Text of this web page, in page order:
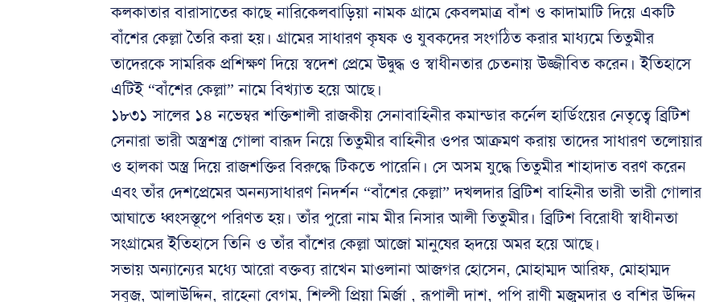
কলকাতার বারাসাতের কাছে নারিকেলবাড়িয়া নামক গ্রামে কেবলমাত্র বাঁশ ও কাদামাটি দিয়ে একটি
বাঁশের কেল্লা তৈরি করা হয়। গ্রামের সাধারণ কৃষক ও যুবকদের সংগঠিত করার মাধ্যমে তিতুমীর
তাদেরকে সামরিক প্রশিক্ষণ দিয়ে স্বদেশ প্রেমে উদ্বুদ্ধ ও স্বাধীনতার চেতনায় উজ্জীবিত করেন। ইতিহাসে
এটিই “বাঁশের কেল্লা” নামে বিখ্যাত হয়ে আছে।
১৮৩১ সালের ১৪ নভেম্বর শক্তিশালী রাজকীয় সেনাবাহিনীর কমান্ডার কর্নেল হার্ডিংয়ের নেতৃত্বে ব্রিটিশ
সেনারা ভারী অস্ত্রশস্ত্র গোলা বারূদ নিয়ে তিতুমীর বাহিনীর ওপর আক্রমণ করায় তাদের সাধারণ তলোয়ার
ও হালকা অস্ত্র দিয়ে রাজশক্তির বিরুদ্ধে টিকতে পারেনি। সে অসম যুদ্ধে তিতুমীর শাহাদাত বরণ করেন
এবং তাঁর দেশপ্রেমের অনন্যসাধারণ নিদর্শন “বাঁশের কেল্লা” দখলদার ব্রিটিশ বাহিনীর ভারী ভারী গোলার
আঘাতে ধ্বংসস্তূপে পরিণত হয়। তাঁর পুরো নাম মীর নিসার আলী তিতুমীর। ব্রিটিশ বিরোধী স্বাধীনতা
সংগ্রামের ইতিহাসে তিনি ও তাঁর বাঁশের কেল্লা আজো মানুষের হৃদয়ে অমর হয়ে আছে।
সভায় অন্যান্যের মধ্যে আরো বক্তব্য রাখেন মাওলানা আজগর হোসেন, মোহাম্মদ আরিফ, মোহাম্মদ
সবুজ, আলাউদ্দিন, রাহেনা বেগম, শিল্পী প্রিয়া মির্জা , রূপালী দাশ, পপি রাণী মজুমদার ও বশির উদ্দিন